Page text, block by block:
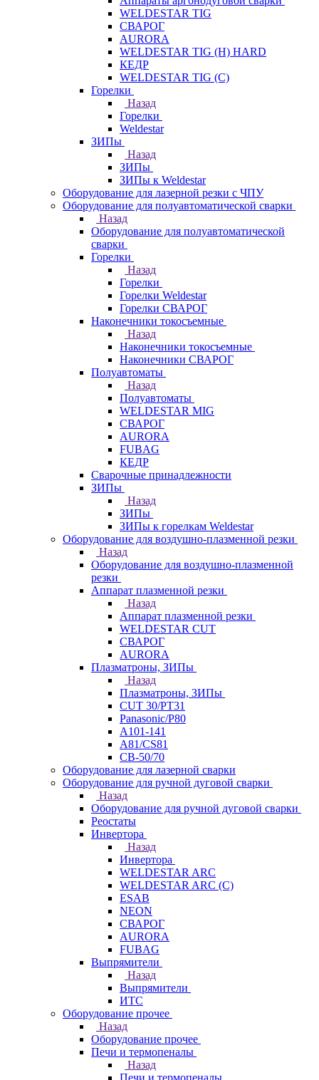
WELDESTAR TIG
СВАРОГ
AURORA
WELDESTAR TIG (H) HARD
КЕДР
WELDESTAR TIG (С)
Горелки
Назад
Горелки
Weldestar
ЗИПы
Назад
ЗИПы
ЗИПы к Weldestar
Оборудование для лазерной резки с ЧПУ
Оборудование для полуавтоматической сварки
Назад
Оборудование для полуавтоматической
сварки
Горелки
Назад
Горелки
Горелки Weldestar
Горелки СВАРОГ
Наконечники токосъемные
Назад
Наконечники токосъемные
Наконечники СВАРОГ
Полуавтоматы
Назад
Полуавтоматы
WELDESTAR MIG
СВАРОГ
AURORA
FUBAG
КЕДР
Сварочные принадлежности
ЗИПы
Назад
ЗИПы
ЗИПы к горелкам Weldestar
Оборудование для воздушно-плазменной резки
Назад
Оборудование для воздушно-плазменной
резки
Аппарат плазменной резки
Назад
Аппарат плазменной резки
WELDESTAR CUT
СВАРОГ
AURORA
Плазматроны, ЗИПы
Назад
Плазматроны, ЗИПы
CUT 30/PT31
Panasonic/P80
А101-141
А81/CS81
СВ-50/70
Оборудование для лазерной сварки
Оборудование для ручной дуговой сварки
Назад
Оборудование для ручной дуговой сварки
Реостаты
Инвертора
Назад
Инвертора
WELDESTAR ARC
WELDESTAR ARC (С)
ESAB
NEON
СВАРОГ
AURORA
FUBAG
Выпрямители
Назад
Выпрямители
ИТС
Оборудование прочее
Назад
Оборудование прочее
Печи и термопеналы
Назад
Печи и термопеналы